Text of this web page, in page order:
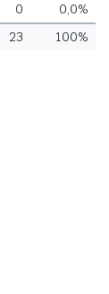
0
0,0%
23 100%